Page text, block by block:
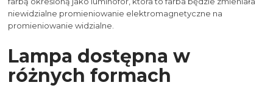
niewidzialne promieniowanie elektromagnetyczne na
promieniowanie widzialne.
Lampa dostępna w
różnych formach